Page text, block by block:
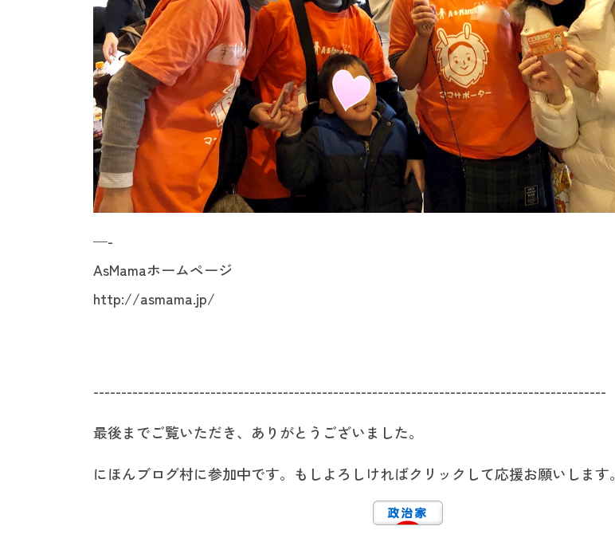
—-
AsMamaホームページ
http://asmama.jp/
--------------------------------------------------------------------------------------------
最後までご覧いただき、ありがとうございました。
にほんブログ村に参加中です。もしよろしければクリックして応援お願いします。